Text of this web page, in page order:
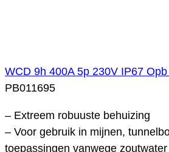
WCD 9h 400A 5p 230V IP67
PB011695
– Extreem robuuste behuizing
– Voor gebruik in mijnen,
toepassingen vanwege